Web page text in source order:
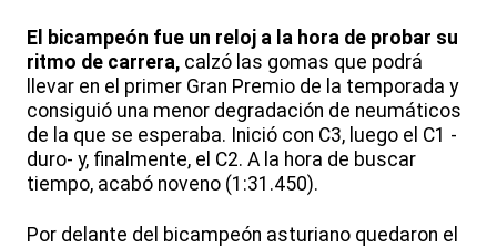
El bicampeón fue un reloj a la hora de probar su
ritmo de carrera, calzó las gomas que podrá
llevar en el primer Gran Premio de la temporada y
consiguió una menor degradación de neumáticos
de la que se esperaba. Inició con C3, luego el C1 -
duro- y, finalmente, el C2. A la hora de buscar
tiempo, acabó noveno (1:31.450).
Por delante del bicampeón asturiano quedaron el